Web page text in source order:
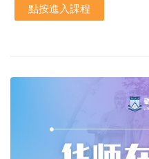
點按進入課程